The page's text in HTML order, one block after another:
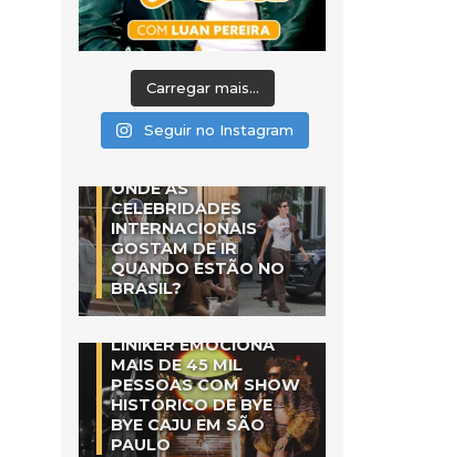
Carregar mais...
Seguir no Instagram
ONDE AS
CELEBRIDADES
INTERNACIONAIS
GOSTAM DE IR
QUANDO ESTÃO NO
BRASIL?
LINIKER EMOCIONA
MAIS DE 45 MIL
PESSOAS COM SHOW
HISTÓRICO DE BYE
BYE CAJU EM SÃO
PAULO